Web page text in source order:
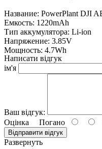
Название: PowerPlant DJI
Емкость: 1220mAh
Тип аккумулятора: Li-ion
Напряжение: 3.85V
Мощность: 4.7Wh
Размер: 35x38x10 мм
Вес: 31 г
Аккумулятор можно
AB1
Написати відгук
ім'я
Ваш відгук:
Оцінка Погано
Відправити відгук
Развернуть